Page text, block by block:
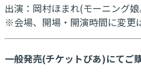
出演：岡村ほまれ(モーニング
※会場、開場・開演時間に変更
一般発売(チケットぴあ)にてご